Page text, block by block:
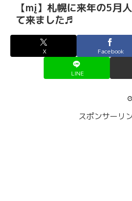
【mį】札幌に来年の5月
て来ました♬
X Facebook
LINE
スポンサーリ